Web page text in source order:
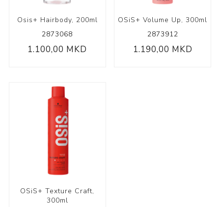
Osis+ Hairbody, 200ml
2873068
1.100,00 MKD
OSiS+ Volume Up, 300ml
2873912
1.190,00 MKD
OSiS+ Texture Craft,
300ml